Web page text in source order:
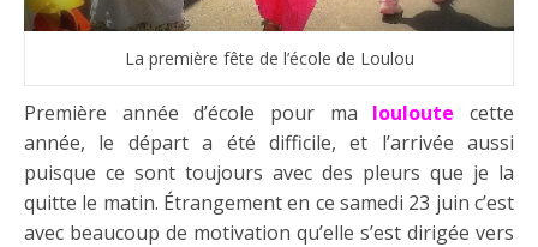
La première fête de l’école de Loulou
Première année d’école pour ma louloute cette
année, le départ a été difficile, et l’arrivée aussi
puisque ce sont toujours avec des pleurs que je la
quitte le matin. Étrangement en ce samedi 23 juin c’est
avec beaucoup de motivation qu’elle s’est dirigée vers